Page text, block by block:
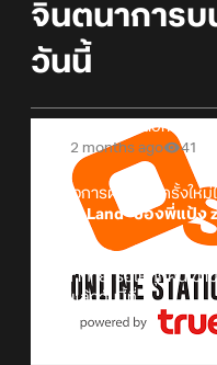
จินตนาการบ
วันนี้
Online Station
2 months ago
41
เริ่มแล้วการผจญภัยครั้งให
Zimby Land"ของพี่แป้ง
สู่การผจญภัยครั้งใหม่บนแ
สนุก ท้าทาย รอให้ทุกคนเข้
กัน ได้แล้ววันนี้ที่
Zimby Land:
https://www.roblox.com/